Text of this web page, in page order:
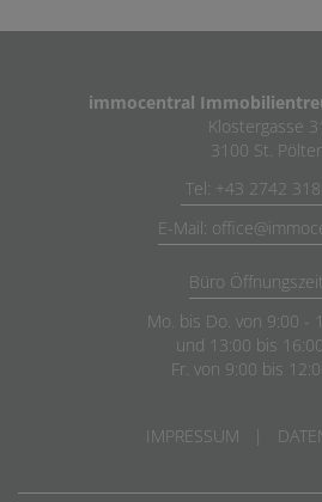
immocentral
Klostergasse
3100 St.
Tel: +43 2742
E-Mail:
Büro
Mo. bis Do. von 9:00 -
und 13:00 bis
Fr. von 9:00 bis
IMPRESSUM